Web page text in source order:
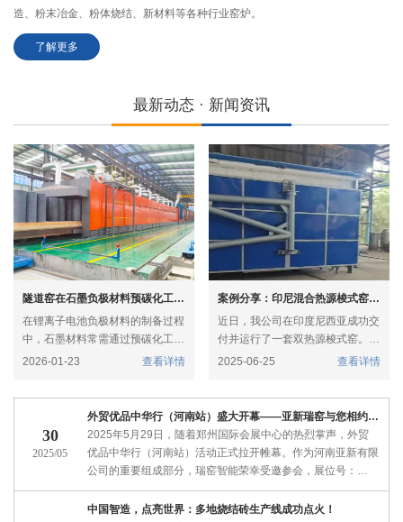
造、粉末冶金、粉体烧结、新材料等各种行业窑炉。
了解更多
最新动态 · 新闻资讯
隧道窑在石墨负极材料预碳化工艺中的应用
在锂离子电池负极材料的制备过程
中，石墨材料常需通过预碳化工艺
进行表面改性与结构优化。该工艺
窑因其连续化生产、温控精准、能
耗较低等优势，成为石墨负极材料
预碳化环节的理想选择。
2026-01-23 查看详情
案例分享：印尼混合热源梭式窑项目
近日，我公司在印度尼西亚成功交
付并运行了一套双热源梭式窑。该
项目以天然气与垃圾混合燃料为核
解决方案
2025-06-25 查看详情
30
2025/05
外贸优品中华行（河南站）盛大开幕——亚新瑞窑与您相约郑州
2025年5月29日，随着郑州国际会展中心的热烈掌声，外贸
优品中华行（河南站）活动正式拉开帷幕。作为河南亚新有限
公司的重要组成部分，瑞窑智能荣幸受邀参会，展位号：
1E09，活动日期：5月29日至31日。
中国智造，点亮世界：多地烧结砖生产线成功点火！